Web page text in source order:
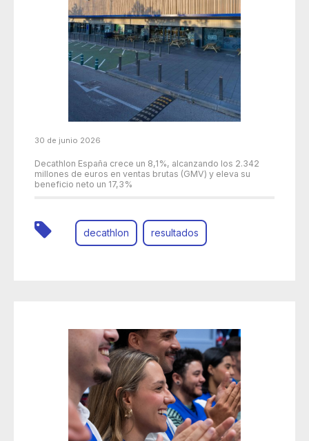
30 de junio 2026
Decathlon España crece un 8,1%, alcanzando los 2.342
millones de euros en ventas brutas (GMV) y eleva su
beneficio neto un 17,3%
decathlon resultados